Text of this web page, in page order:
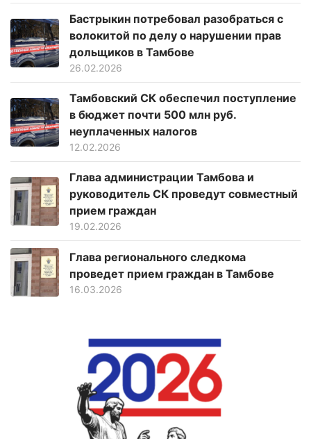
Бастрыкин потребовал разобраться с
волокитой по делу о нарушении прав
дольщиков в Тамбове
26.02.2026
Тамбовский СК обеспечил поступление
в бюджет почти 500 млн руб.
неуплаченных налогов
12.02.2026
Глава администрации Тамбова и
руководитель СК проведут совместный
прием граждан
19.02.2026
Глава регионального следкома
проведет прием граждан в Тамбове
16.03.2026